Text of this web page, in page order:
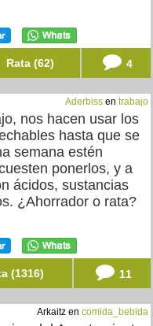
Rata (62) 4
Aderbiss en trabajo
nos hacen usar los
hasta que se
semana estén
ponerlos, y a
ácidos, sustancias
¿Ahorrador o rata?
(1316) 11
Arkaitz en comida_bebida